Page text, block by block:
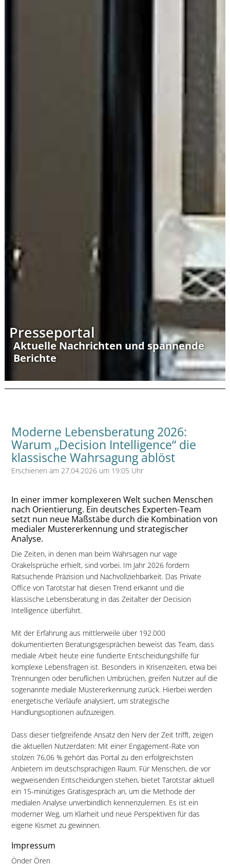
Presseportal
Aktuelle Nachrichten und spannende
Berichte
Moderne Lebensberatung 2026:
Warum „Decision Intelligence“ die
klassische Wahrsagung ablöst
Erschienen am 27.04.2026 um 19:05 Uhr
In einer immer komplexeren Welt suchen Menschen
nach Orientierung. Ein deutsches Experten-Team
setzt nun neue Maßstäbe durch die Kombination von
medialer Mustererkennung und strategischer
Analyse.
Die Zeiten, in denen man beim Wahrsagen nur vage
Orakelsprüche erhielt, sind vorbei. Im Jahr 2026 fordern
Ratsuchende Präzision und Nachvollziehbarkeit. Das Private
Office von Tarotstar hat diesen Trend erkannt und die
klassische Lebensberatung in das Zeitalter der Decision
Intelligence überführt.
Mit der Erfahrung aus mittlerweile über 192.000
dokumentierten Beratungsgesprächen beweist das Team, dass
mediale Arbeit heute eine fundierte Entscheidungshilfe für
komplexe Lebensfragen ist. Besonders in Krisenzeiten, etwa bei
Trennungen oder beruflichen Umbrüchen, greifen Nutzer auf die
sogenannte mediale Mustererkennung zurück. Hierbei werden
energetische Verläufe analysiert, um strategische
Handlungsoptionen aufzuzeigen.
Dass dieser tiefgreifende Ansatz den Nerv der Zeit trifft, zeigen
die aktuellen Nutzerdaten: Mit einer Engagement-Rate von
stolzen 76,06 % gehört das Portal zu den erfolgreichsten
Anbietern im deutschsprachigen Raum. Für Menschen, die vor
wegweisenden Entscheidungen stehen, bietet Tarotstar aktuell
ein 15-minütiges Gratisgespräch an, um die Methode der
medialen Analyse unverbindlich kennenzulernen. Es ist ein
moderner Weg, um Klarheit und neue Perspektiven für das
eigene Kismet zu gewinnen.
Impressum
Önder Ören